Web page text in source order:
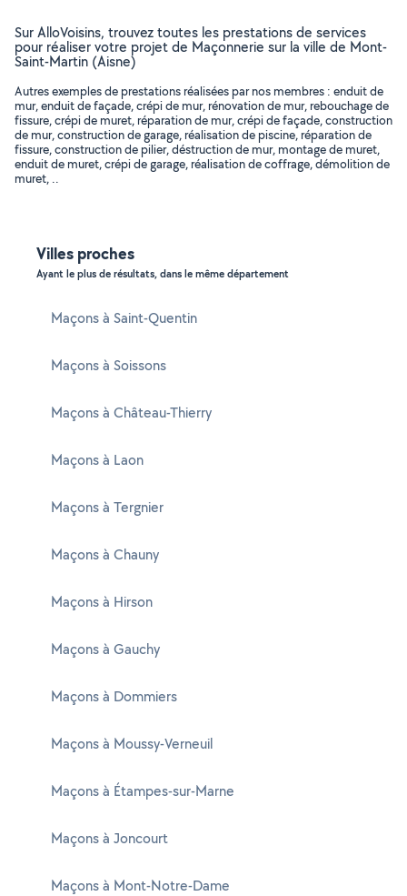
Sur AlloVoisins, trouvez toutes les prestations de services
pour réaliser votre projet de Maçonnerie sur la ville de Mont-
Saint-Martin (Aisne)
Autres exemples de prestations réalisées par nos membres : enduit de
mur, enduit de façade, crépi de mur, rénovation de mur, rebouchage de
fissure, crépi de muret, réparation de mur, crépi de façade, construction
de mur, construction de garage, réalisation de piscine, réparation de
fissure, construction de pilier, déstruction de mur, montage de muret,
enduit de muret, crépi de garage, réalisation de coffrage, démolition de
muret, ..
Villes proches
Ayant le plus de résultats, dans le même département
Maçons à Saint-Quentin
Maçons à Soissons
Maçons à Château-Thierry
Maçons à Laon
Maçons à Tergnier
Maçons à Chauny
Maçons à Hirson
Maçons à Gauchy
Maçons à Dommiers
Maçons à Moussy-Verneuil
Maçons à Étampes-sur-Marne
Maçons à Joncourt
Maçons à Mont-Notre-Dame